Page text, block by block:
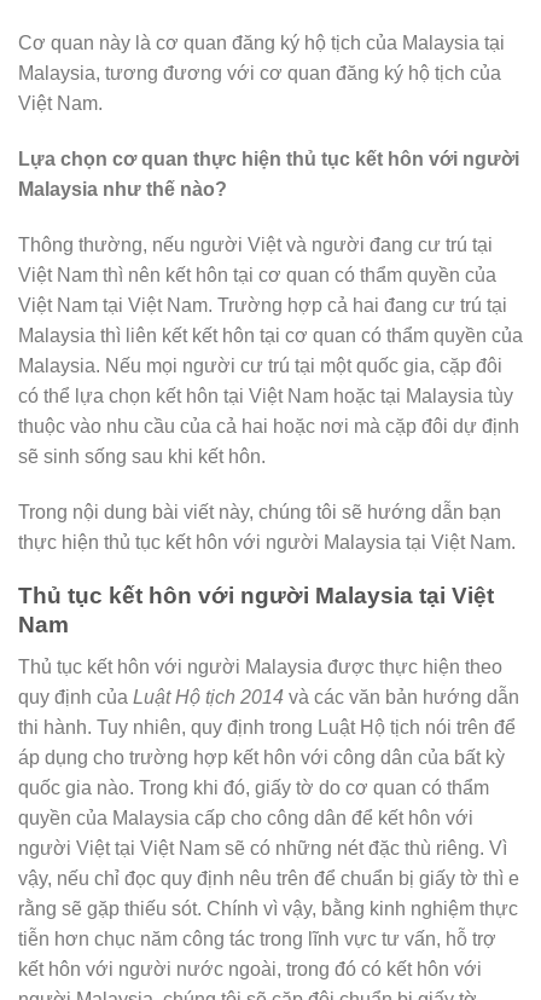
Cơ quan này là cơ quan đăng ký hộ tịch của Malaysia tại
Malaysia, tương đương với cơ quan đăng ký hộ tịch của
Việt Nam.
Lựa chọn cơ quan thực hiện thủ tục kết hôn với người
Malaysia như thế nào?
Thông thường, nếu người Việt và người đang cư trú tại
Việt Nam thì nên kết hôn tại cơ quan có thẩm quyền của
Việt Nam tại Việt Nam. Trường hợp cả hai đang cư trú tại
Malaysia thì liên kết kết hôn tại cơ quan có thẩm quyền của
Malaysia. Nếu mọi người cư trú tại một quốc gia, cặp đôi
có thể lựa chọn kết hôn tại Việt Nam hoặc tại Malaysia tùy
thuộc vào nhu cầu của cả hai hoặc nơi mà cặp đôi dự định
sẽ sinh sống sau khi kết hôn.
Trong nội dung bài viết này, chúng tôi sẽ hướng dẫn bạn
thực hiện thủ tục kết hôn với người Malaysia tại Việt Nam.
Thủ tục kết hôn với người Malaysia tại Việt
Nam
Thủ tục kết hôn với người Malaysia được thực hiện theo
quy định của Luật Hộ tịch 2014 và các văn bản hướng dẫn
thi hành. Tuy nhiên, quy định trong Luật Hộ tịch nói trên để
áp dụng cho trường hợp kết hôn với công dân của bất kỳ
quốc gia nào. Trong khi đó, giấy tờ do cơ quan có thẩm
quyền của Malaysia cấp cho công dân để kết hôn với
người Việt tại Việt Nam sẽ có những nét đặc thù riêng. Vì
vậy, nếu chỉ đọc quy định nêu trên để chuẩn bị giấy tờ thì e
rằng sẽ gặp thiếu sót. Chính vì vậy, bằng kinh nghiệm thực
tiễn hơn chục năm công tác trong lĩnh vực tư vấn, hỗ trợ
kết hôn với người nước ngoài, trong đó có kết hôn với